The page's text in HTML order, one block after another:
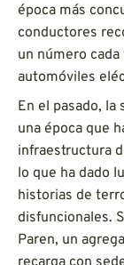
época más
conductores
un número
automóviles
En el pasado, la
una época que
infraestructura
lo que ha dado
historias de
disfuncionales.
Paren, un